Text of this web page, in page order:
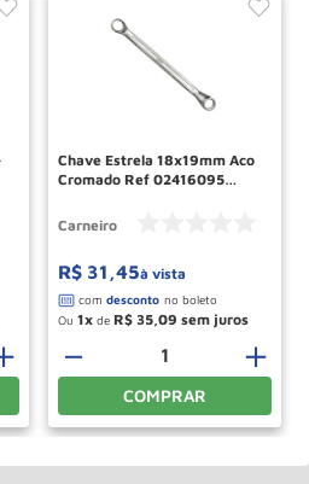
Chave Estrela 18x19mm Aco
Cromado Ref 02416095
Carneiro
R$ 31 45à vista
Ou 1 de R$ 35 09
＋
－
COMPRAR